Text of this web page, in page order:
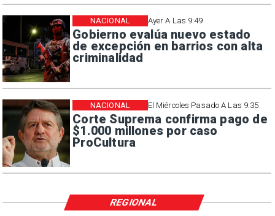
Ayer A Las 9:49
Gobierno evalúa nuevo estado
de excepción en barrios con alta
criminalidad
NACIONAL
El Miércoles Pasado A Las 9:35
Corte Suprema confirma pago de
$1.000 millones por caso
ProCultura
NACIONAL
REGIONAL